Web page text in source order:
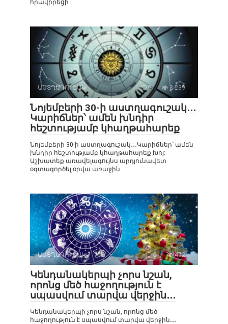
հրավիրեցի
ԱՍՏՂԱԳՈՒՇԱԿ 0 3 239
Նոյեմբերի 30-ի աստղագուշակ․․․
Կարիճներ՝ ամեն խնդիր
հեշտությամբ կհաղթահարեք
Նոյեմբերի 30-ի աստղագուշակ․․․Կարիճներ՝ ամեն
խնդիր հեշտությամբ կհաղթահարեք Խոյ:
Աշխատեք առավելագույնս արդյունավետ
օգտագործել օրվա առաջին
ԱՍՏՂԱԳՈՒՇԱԿ 0 472
Կենդանակերպի չորս նշան,
որոնց մեծ հաջողություն է
սպասվում տարվա վերջին․․․
Կենդանակերպի չորս նշան, որոնց մեծ
հաջողություն է սպասվում տարվա վերջին․․․